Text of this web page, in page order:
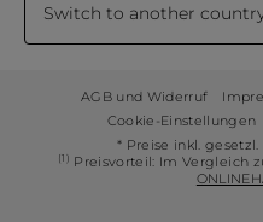
Switch to another
AGB und Widerruf
Cookie-Einstellungen
* Preise inkl.
(1) Preisvorteil: Im Vergleich